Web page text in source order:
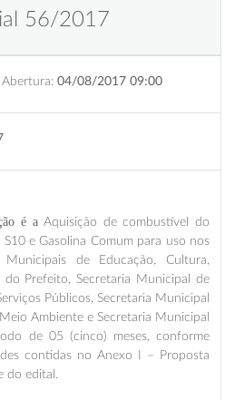
56/2017
Abertura: 04/08/2017 09:00
é aAquisição de combustível do
e Gasolina Comum para uso nos
de Educação, Cultura,
do Prefeito, Secretaria Municipal de
Públicos, Secretaria Municipal
Ambiente e Secretaria Municipal
de 05 (cinco) meses, conforme
contidas no Anexo I – Proposta
do edital.